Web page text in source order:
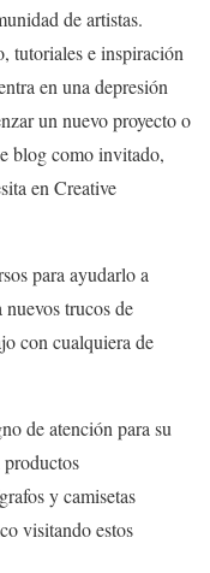
de artistas.
tutoriales e inspiración
en una depresión
un nuevo proyecto o
blog como invitado,
en Creative
para ayudarlo a
trucos de
con cualquiera de
de atención para su
y camisetas
visitando estos